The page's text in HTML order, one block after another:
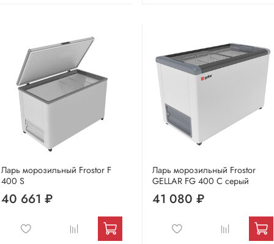
Ларь морозильный Frostor F
400 S
40 661 ₽
Ларь морозильный Frostor
GELLAR FG 400 C серый
41 080 ₽